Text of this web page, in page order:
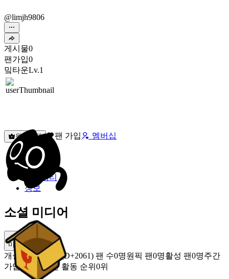
@limjh9806
게시물0
팬가입0
밐타운Lv.1
원픽선택 팬 가입 멤버십
밐타운
피드
커뮤니티
정보
소셜 미디어
미밐 공유
개설 2020.12.17 (D+2061) 팬 수0명원픽 팬0명활성 팬0명주간
가입 팬 0명주간 활동 순위 0위